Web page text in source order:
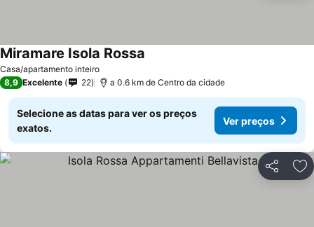
Casa/apartamento inteiro
Miramare Isola Rossa
8,9 Excelente 22 a 0.6 km de Centro da cidade
Selecione as datas para ver os preços
exatos.
Ver preços
Partilhar